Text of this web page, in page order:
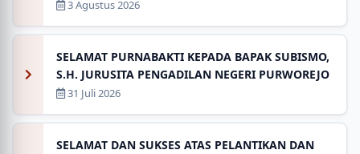
3 Agustus 2026
SELAMAT PURNABAKTI KEPADA BAPAK SUBISMO,
S.H. JURUSITA PENGADILAN NEGERI PURWOREJO
31 Juli 2026
SELAMAT DAN SUKSES ATAS PELANTIKAN DAN